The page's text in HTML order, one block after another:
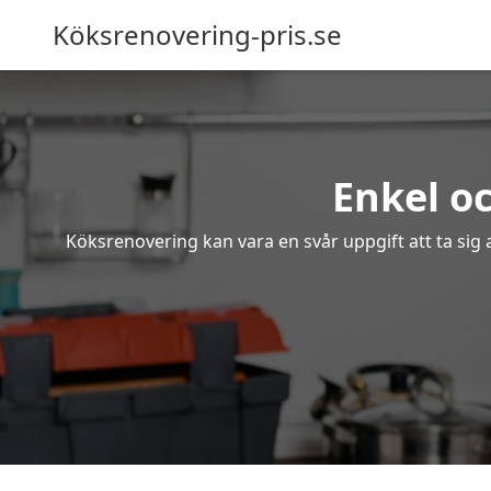
Köksrenovering-pris.se
Enkel
Köksrenovering kan vara en svår uppgift att ta